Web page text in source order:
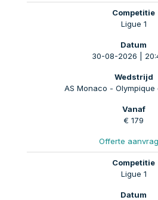
Ligue 1
30-08-2026 |
AS Monaco - Olympique
€ 179
Offerte
Ligue 1